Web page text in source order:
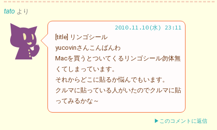
tato より
2010.11.10(水) 23:11
[title] リンゴシール
yucovinさんこんばんわ
Macを買うとついてくるリンゴシール勿体無
くてしまっています。
それからどこに貼るか悩んでもいます。
クルマに貼っている人がいたのでクルマに貼
ってみるかな～
▶このコメントに返信